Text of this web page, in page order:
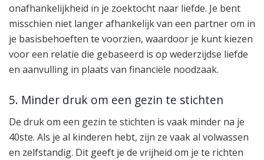
onafhankelijkheid in je zoektocht naar liefde. Je bent
misschien niet langer afhankelijk van een partner om in
je basisbehoeften te voorzien, waardoor je kunt kiezen
voor een relatie die gebaseerd is op wederzijdse liefde
en aanvulling in plaats van financiële noodzaak.
5. Minder druk om een gezin te stichten
De druk om een gezin te stichten is vaak minder na je
40ste. Als je al kinderen hebt, zijn ze vaak al volwassen
en zelfstandig. Dit geeft je de vrijheid om je te richten